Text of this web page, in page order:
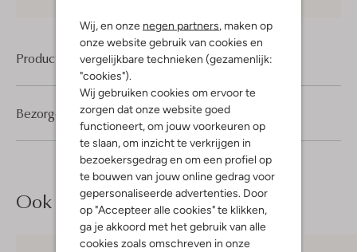
Wij, en onze negen partners , maken op
onze website gebruik van cookies en
vergelijkbare technieken (gezamenlijk:
"cookies").
Wij gebruiken cookies om ervoor te
zorgen dat onze website goed
functioneert, om jouw voorkeuren op
te slaan, om inzicht te verkrijgen in
bezoekersgedrag en om een profiel op
te bouwen van jouw online gedrag voor
gepersonaliseerde advertenties. Door
op "Accepteer alle cookies" te klikken,
ga je akkoord met het gebruik van alle
cookies zoals omschreven in onze
Product informatie
Bezorgen & retourneren
Ook iets voor jou?